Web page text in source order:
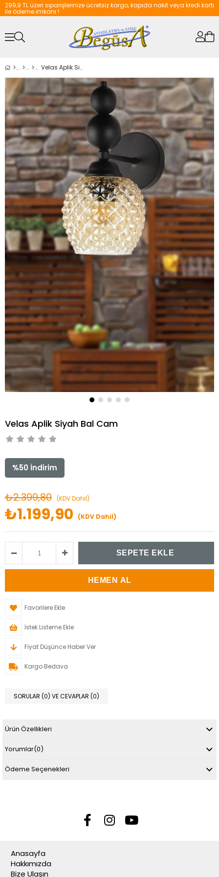
299,9 TL üzeri siparişlerinize ücretsiz kargo, kapıda nakit veya kredi kartı
ile ödeme imkanı !
Velas Aplik Siyah Bal Cam
Velas Aplik Siyah Bal Cam
%50 İndirim
₺2.399,80 (KDV Dahil)
₺1.199,90 (KDV Dahil)
Favorilere Ekle
İstek Listeme Ekle
Fiyat Düşünce Haber Ver
Kargo Bedava
SORULAR (0) VE CEVAPLAR (0)
Ürün Özellikleri
Yorumlar(0)
Ödeme Seçenekleri
Anasayfa
Hakkımızda
Bize Ulaşın